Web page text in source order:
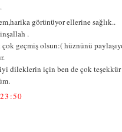
görünüyor ellerine sağlık..
.
geçmiş olsun:( hüznünü
dileklerin için ben de çok